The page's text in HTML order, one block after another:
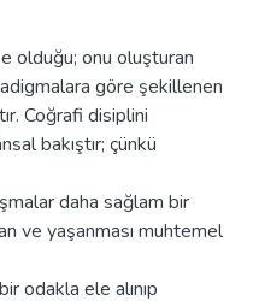
olduğu; onu oluşturan
göre şekillenen
Coğrafi disiplini
bakıştır; çünkü
daha sağlam bir
ve yaşanması muhtemel
odakla ele alınıp